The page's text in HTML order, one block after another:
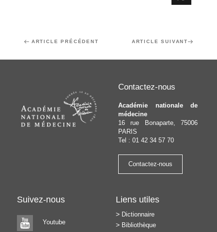
Navigation
l’article
Article
ARTICLE PRÉCÉDENT
Article
ARTICLE SUIVANT
Contactez-nous
Académie nationale de
médecine
16 rue Bonaparte, 75006
PARIS
Tel : 01 42 34 57 70
Contactez-nous
Suivez-nous
Youtube
Liens utiles
Dictionnaire
Bibliothèque